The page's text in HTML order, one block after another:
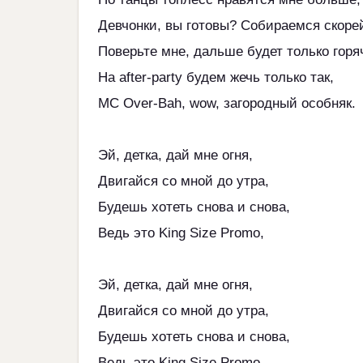
Девчонки, вы готовы? Собираемся
Поверьте мне, дальше будет только
На after-party будем жечь только так,
MC Over-Bah, wow, загородный особняк.
Эй, детка, дай мне огня,
Двигайся со мной до утра,
Будешь хотеть снова и снова,
Ведь это King Size Promo,
Эй, детка, дай мне огня,
Двигайся со мной до утра,
Будешь хотеть снова и снова,